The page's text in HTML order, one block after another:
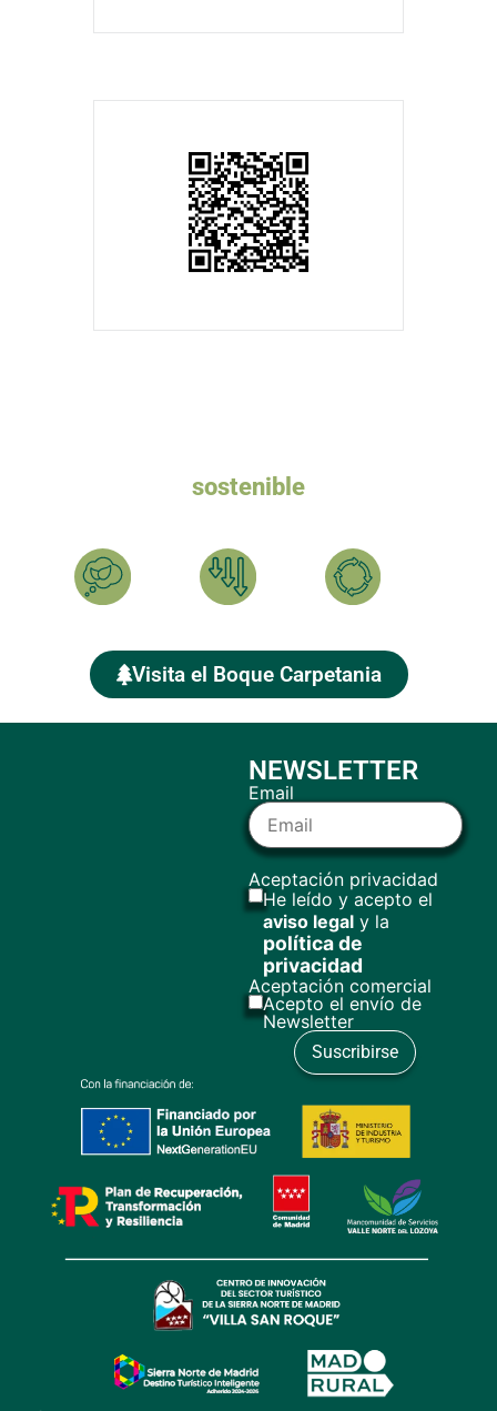
sostenible
Visita el Boque Carpetania
NEWSLETTER
Email
Aceptación privacidad
He leído y acepto el
aviso legal y la
política de
privacidad
Aceptación comercial
Acepto el envío de
Newsletter